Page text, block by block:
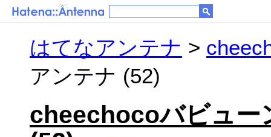
はてなアンテナ >
アンテナ (52)
cheechocoバビュー